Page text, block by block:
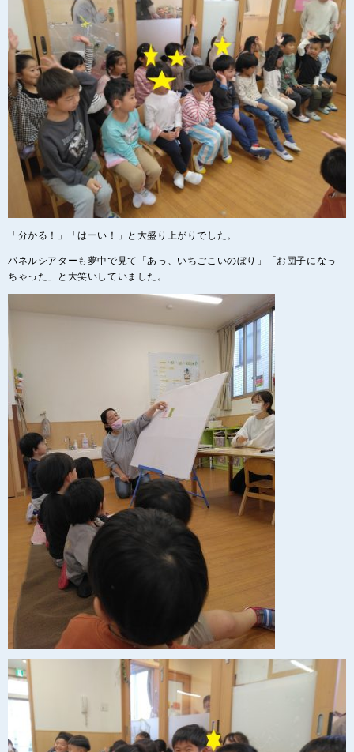
「分かる！」「はーい！」と大盛り上がりでした。
パネルシアターも夢中で見て「あっ、いちごこいのぼり」「お団子になっ
ちゃった」と大笑いしていました。